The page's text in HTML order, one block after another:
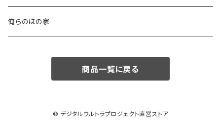
俺らのほの家
商品一覧に戻る
© デジタルウルトラプロジェクト直営ストア